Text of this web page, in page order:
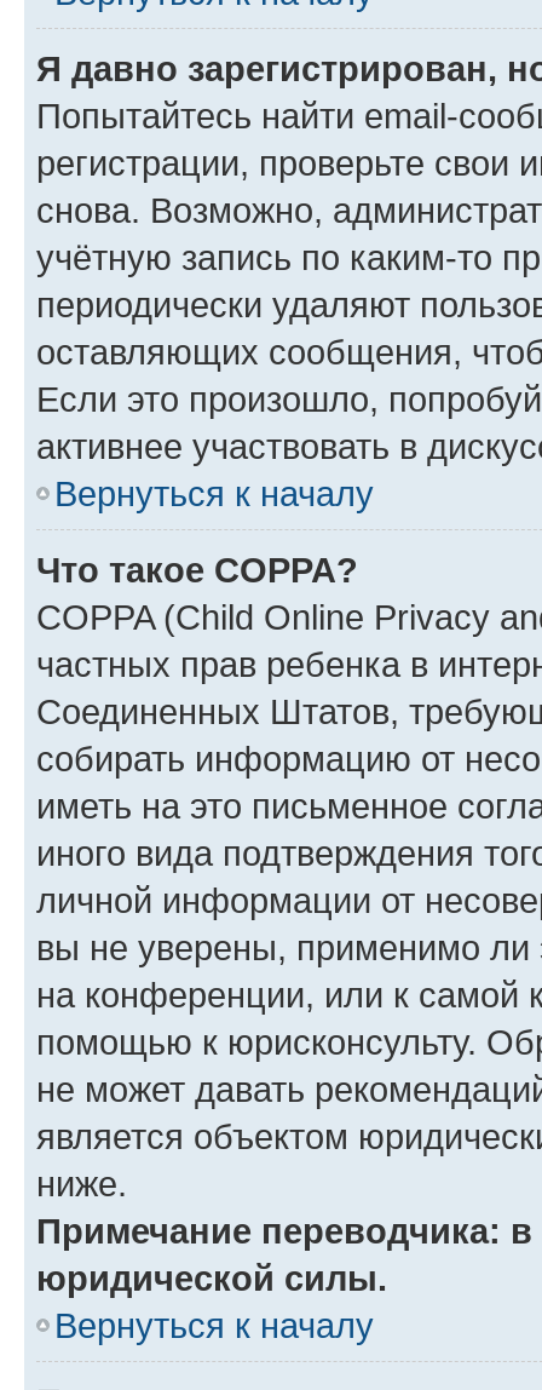
Я давно зарегистрирован,
Попытайтесь найти email-
регистрации, проверьте свои
снова. Возможно,
учётную запись по каким-то
периодически удаляют
оставляющих сообщения,
Если это произошло,
активнее участвовать в
Вернуться к началу
Что такое COPPA?
COPPA (Child Online Privacy
частных прав ребенка в
Соединенных Штатов,
собирать информацию от
иметь на это письменное
иного вида подтверждения
личной информации от
вы не уверены, применимо ли
на конференции, или к самой
помощью к юрисконсульту.
не может давать
является объектом
ниже.
Примечание переводчика:
юридической силы.
Вернуться к началу